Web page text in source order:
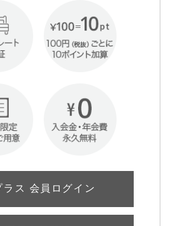
ラス 会員ログイン